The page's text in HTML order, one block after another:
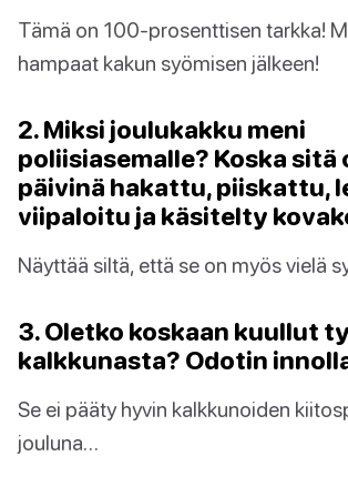
Tämä on 100-prosenttisen tarkka!
hampaat kakun syömisen jälkeen!
2. Miksi joulukakku meni
poliisiasemalle? Koska sitä
päivinä hakattu, piiskattu,
viipaloitu ja käsitelty
Näyttää siltä, että se on myös vielä
3. Oletko koskaan kuullut
kalkkunasta? Odotin
Se ei pääty hyvin kalkkunoiden
jouluna…